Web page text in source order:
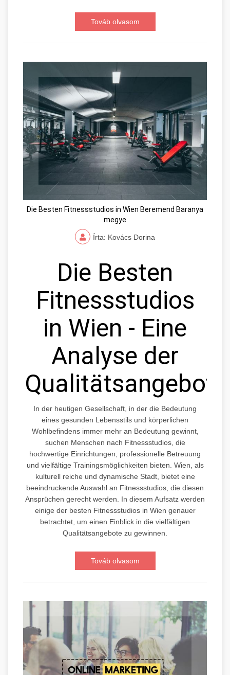
Továb olvasom
Die Besten Fitnessstudios in Wien Beremend Baranya
megye
Írta: Kovács Dorina
Die Besten
Fitnessstudios
in Wien - Eine
Analyse der
Qualitätsangebote
In der heutigen Gesellschaft, in der die Bedeutung
eines gesunden Lebensstils und körperlichen
Wohlbefindens immer mehr an Bedeutung gewinnt,
suchen Menschen nach Fitnessstudios, die
hochwertige Einrichtungen, professionelle Betreuung
und vielfältige Trainingsmöglichkeiten bieten. Wien, als
kulturell reiche und dynamische Stadt, bietet eine
beeindruckende Auswahl an Fitnessstudios, die diesen
Ansprüchen gerecht werden. In diesem Aufsatz werden
einige der besten Fitnessstudios in Wien genauer
betrachtet, um einen Einblick in die vielfältigen
Qualitätsangebote zu gewinnen.
Továb olvasom